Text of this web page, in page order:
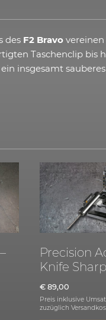
des F2 Bravo
Taschenclip bis
insgesamt
Precision
Knife
€89,00
Preis inklusive
zuzüglich